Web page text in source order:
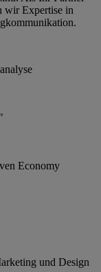
wir Expertise in
Economy
und Design